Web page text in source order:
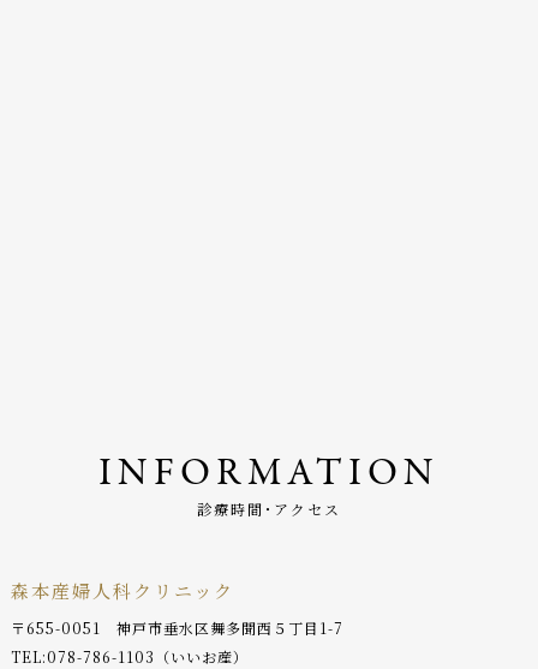
INFORMATION
診療時間･アクセス
森本産婦人科クリニック
〒655-0051 神戸市垂水区舞多聞西５丁目1-7
TEL:078-786-1103 （いいお産）